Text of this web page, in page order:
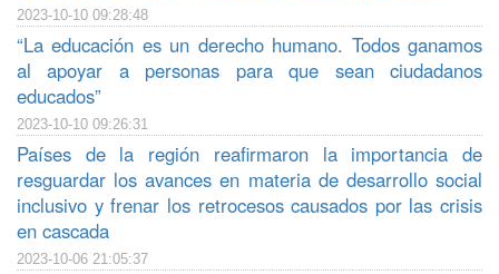
2023-10-10 09:28:48
“La educación es un derecho humano. Todos ganamos
al apoyar a personas para que sean ciudadanos
educados”
2023-10-10 09:26:31
Países de la región reafirmaron la importancia de
resguardar los avances en materia de desarrollo social
inclusivo y frenar los retrocesos causados por las crisis
en cascada
2023-10-06 21:05:37